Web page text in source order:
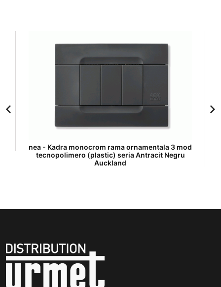
nea - Kadra monocrom rama ornamentala 3 mod
tecnopolimero (plastic) seria Antracit Negru
Auckland